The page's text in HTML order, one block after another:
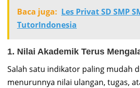
Baca juga: Les Privat SD SMP
TutorIndonesia
1. Nilai Akademik Terus
Salah satu indikator paling mudah
menurunnya nilai ulangan, tugas,